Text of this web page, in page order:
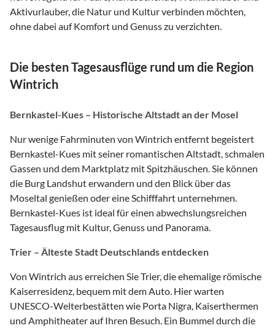
Aktivurlauber, die Natur und Kultur verbinden möchten,
ohne dabei auf Komfort und Genuss zu verzichten.
Die besten Tagesausflüge rund um die Region
Wintrich
Bernkastel-Kues – Historische Altstadt an der Mosel
Nur wenige Fahrminuten von Wintrich entfernt begeistert
Bernkastel-Kues mit seiner romantischen Altstadt, schmalen
Gassen und dem Marktplatz mit Spitzhäuschen. Sie können
die Burg Landshut erwandern und den Blick über das
Moseltal genießen oder eine Schifffahrt unternehmen.
Bernkastel-Kues ist ideal für einen abwechslungsreichen
Tagesausflug mit Kultur, Genuss und Panorama.
Trier – Älteste Stadt Deutschlands entdecken
Von Wintrich aus erreichen Sie Trier, die ehemalige römische
Kaiserresidenz, bequem mit dem Auto. Hier warten
UNESCO-Welterbestätten wie Porta Nigra, Kaiserthermen
und Amphitheater auf Ihren Besuch. Ein Bummel durch die